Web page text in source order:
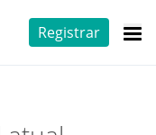
Registrar